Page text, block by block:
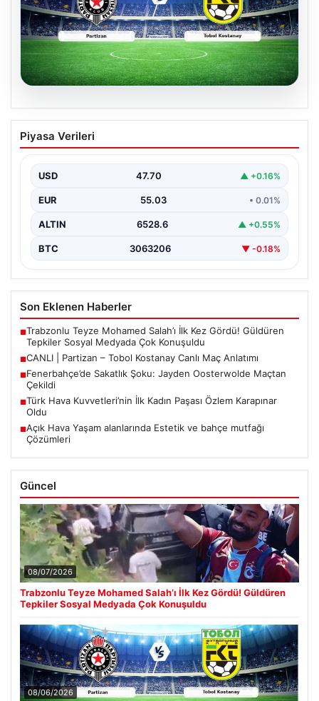
06.08.2026
CANLI | Partizan – Tobol Kostanay Canlı
Maç Anlatımı
Piyasa Verileri
USD 47.70 ▲ +0.16%
EUR 55.03 • 0.01%
ALTIN 6528.6 ▲ +0.55%
BTC 3063206 ▼ -0.18%
Son Eklenen Haberler
■Trabzonlu Teyze Mohamed Salah’ı İlk Kez Gördü! Güldüren
Tepkiler Sosyal Medyada Çok Konuşuldu
■CANLI | Partizan – Tobol Kostanay Canlı Maç Anlatımı
■Fenerbahçe’de Sakatlık Şoku: Jayden Oosterwolde Maçtan
Çekildi
■Türk Hava Kuvvetleri’nin İlk Kadın Paşası Özlem Karapınar
Oldu
■Açık Hava Yaşam alanlarında Estetik ve bahçe mutfağı
Çözümleri
Güncel
08/07/2026
Trabzonlu Teyze Mohamed Salah’ı İlk Kez Gördü! Güldüren
Tepkiler Sosyal Medyada Çok Konuşuldu
08/06/2026